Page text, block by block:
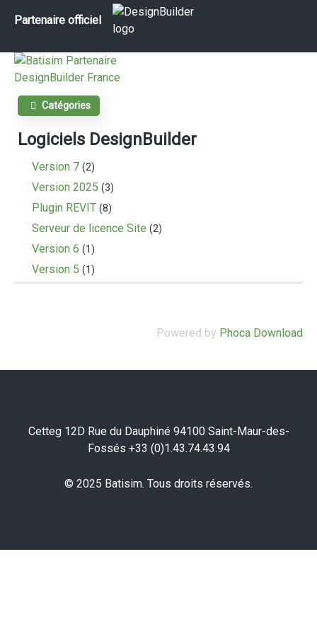
Partenaire officiel
Catégories
Logiciels DesignBuilder
Version 7 (2)
Version 2025 (3)
Plugin REVIT (8)
Serveur de licence Site (2)
Version 6 (1)
Version 5 (1)
Powered by Phoca Download
Cetteg 12D Rue du Dauphiné 94100 Saint-Maur-des-
Fossés +33 (0)1.43.74.43.94
© 2025 Batisim. Tous droits réservés.